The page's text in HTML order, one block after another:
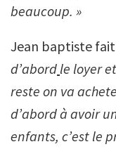
beaucoup. »
Jean baptiste
d’abord le loyer
reste on va
d’abord à avoir
enfants, c’est le